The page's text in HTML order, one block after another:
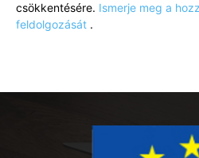
csökkentésére. Ismerje meg a
feldolgozását .